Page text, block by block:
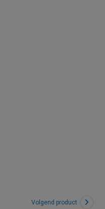
Volgend product